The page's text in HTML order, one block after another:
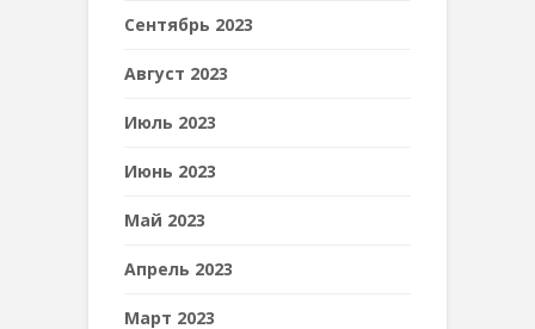
Сентябрь 2023
Август 2023
Июль 2023
Июнь 2023
Май 2023
Апрель 2023
Март 2023